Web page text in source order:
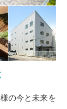
の今と未来を